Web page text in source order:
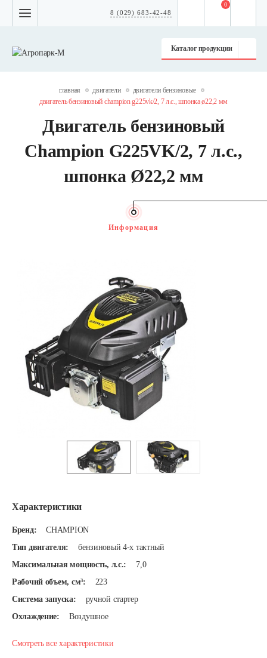
8 (029) 683-42-48
Каталог продукции
0
главная двигатели
двигатели бензиновые
двигатель бензиновый champion g225vk/2, 7 л.с., шпонка ø22,2 мм
Двигатель бензиновый
Champion G225VK/2, 7 л.с.,
шпонка Ø22,2 мм
Характеристики
Бренд:
CHAMPION
Тип двигателя:
бензиновый 4-х тактный
Максимальная мощность, л.с.:
7,0
Рабочий объем, см³:
223
Система запуска:
ручной стартер
Охлаждение:
Воздушное
Смотреть все характеристики
Информация